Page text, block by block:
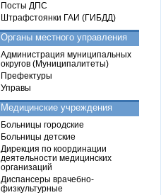
Посты ДПС
Штрафстоянки ГАИ (ГИБДД)
Органы местного управления
Администрация муниципальных
округов (Муниципалитеты)
Префектуры
Управы
Медицинские учреждения
Больницы городские
Больницы детские
Дирекция по координации
деятельности медицинских
организаций
Диспансеры врачебно-
физкультурные